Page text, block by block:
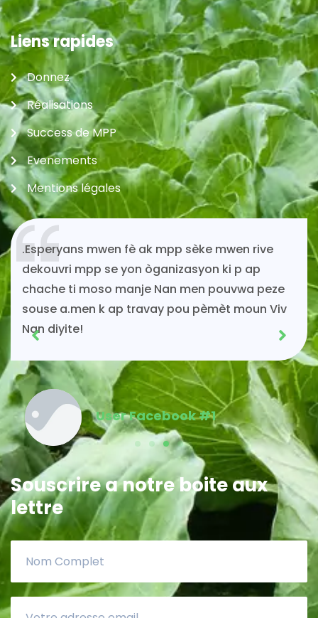
Liens rapides
Donnez
Réalisations
Success de MPP
Evenements
Mentions légales
.Esperyans mwen fè ak mpp sèke mwen rive
dekouvri mpp se yon òganizasyon ki p ap
chache ti moso manje Nan men pouvwa peze
souse a.men k ap travay pou pèmèt moun Viv
Nan diyite!
User Facebook #1
Souscrire a notre boite aux
lettre